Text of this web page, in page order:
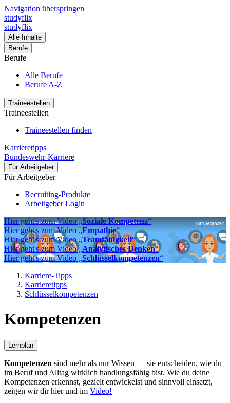
Navigation überspringen
studyflix
studyflix
Alle Inhalte
Berufe
Berufe
Alle Berufe
Berufe A-Z
Traineestellen
Traineestellen
Traineestellen finden
Karrieretipps
Bundeswehr-Karriere
Für Arbeitgeber
Für Arbeitgeber
Recruiting-Produkte
Arbeitgeber Login
Hier geht's zum Video „Soziale Kompetenz“
Hier geht's zum Video „Empathie“
Hier geht's zum Video „Teamfähigkeit“
Hier geht's zum Video „Analytisches Denken“
Hier geht's zum Video „Schlüsselkompetenzen“
Karriere-Tipps
Karrieretipps
Schlüsselkompetenzen
Kompetenzen
Lernplan
Kompetenzen sind mehr als nur Wissen — sie entscheiden, wie du
im Beruf und Alltag wirklich handlungsfähig bist. Wie du deine
Kompetenzen erkennst, gezielt entwickelst und sinnvoll einsetzt,
zeigen wir dir hier und im Video!